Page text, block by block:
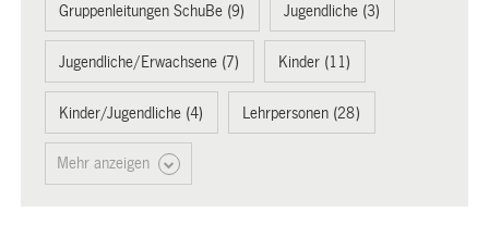
Gruppenleitungen SchuBe (9) Jugendliche (3)
Jugendliche/Erwachsene (7) Kinder (11)
Kinder/Jugendliche (4) Lehrpersonen (28)
Mehr anzeigen